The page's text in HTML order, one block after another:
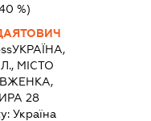
%)
УКРАЇНА,
МІСТО
28
Україна